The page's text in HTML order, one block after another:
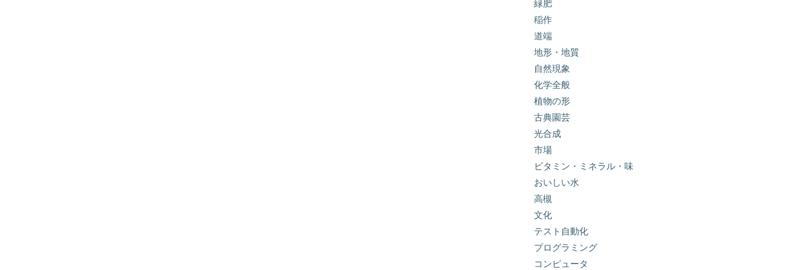
緑肥
稲作
道端
地形・地質
自然現象
化学全般
植物の形
古典園芸
光合成
市場
ビタミン・ミネラル・味
おいしい水
高槻
文化
テスト自動化
プログラミング
コンピュータ